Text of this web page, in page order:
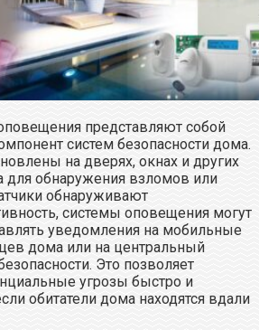
представляют собой
систем безопасности дома.
на дверях, окнах и других
для обнаружения взломов или
обнаруживают
системы оповещения могут
уведомления на мобильные
дома или на центральный
Это позволяет
угрозы быстро и
обитатели дома находятся вдали